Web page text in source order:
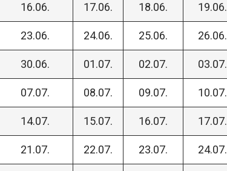
16.06. 17.06. 18.06. 19.06.
23.06. 24.06. 25.06. 26.06.
30.06. 01.07. 02.07. 03.07.
07.07. 08.07. 09.07. 10.07.
14.07. 15.07. 16.07. 17.07.
21.07. 22.07. 23.07. 24.07.